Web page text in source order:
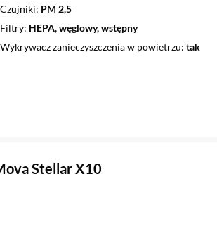
Czujniki PM 2,5
Filtry HEPA, węglowy, wstępny
Wykrywacz zanieczyszczenia w powietrzu tak
Stellar X10